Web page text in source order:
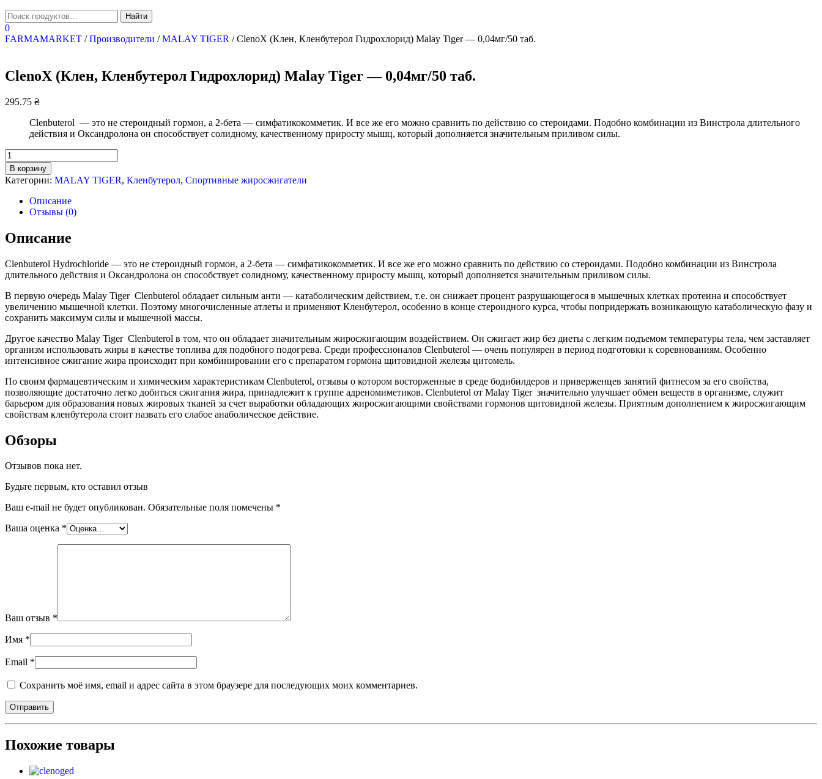
0
FARMAMARKET /Производители /MALAY TIGER / ClenoX (Клен, Кленбутерол Гидрохлорид) Malay Tiger — 0,04мг/50 таб.
ClenoX (Клен, Кленбутерол Гидрохлорид) Malay Tiger — 0,04мг/50 таб.
295.75 ₴
Clenbuterol — это не стероидный гормон, а 2-бета — симфатикокомметик. И все же его можно сравнить по действию со стероидами. Подобно комбинации из Винстрола длительного
действия и Оксандролона он способствует солидному, качественному приросту мышц, который дополняется значительным приливом силы.
Количество
ClenoX
(Клен,
Кленбутерол
Гидрохлорид)
Malay
0,04мг/50
В корзину
Категории: MALAY TIGER, Кленбутерол, Спортивные жиросжигатели
Описание
Отзывы (0)
Описание
Clenbuterol Hydrochloride — это не стероидный гормон, а 2-бета — симфатикокомметик. И все же его можно сравнить по действию со стероидами. Подобно комбинации из Винстрола
длительного действия и Оксандролона он способствует солидному, качественному приросту мышц, который дополняется значительным приливом силы.
В первую очередь Malay Tiger Clenbuterol обладает сильным анти — катаболическим действием, т.е. он снижает процент разрушающегося в мышечных клетках протеина и способствует
увеличению мышечной клетки. Поэтому многочисленные атлеты и применяют Кленбутерол, особенно в конце стероидного курса, чтобы попридержать возникающую катаболическую фазу и
сохранить максимум силы и мышечной массы.
Другое качество Malay Tiger Clenbuterol в том, что он обладает значительным жиросжигающим воздействием. Он сжигает жир без диеты с легким подъемом температуры тела, чем заставляет
организм использовать жиры в качестве топлива для подобного подогрева. Среди профессионалов Clenbuterol — очень популярен в период подготовки к соревнованиям. Особенно
интенсивное сжигание жира происходит при комбинировании его с препаратом гормона щитовидной железы цитомель.
По своим фармацевтическим и химическим характеристикам Clenbuterol, отзывы о котором восторженные в среде бодибилдеров и приверженцев занятий фитнесом за его свойства,
позволяющие достаточно легко добиться сжигания жира, принадлежит к группе адреномиметиков. Clenbuterol от Malay Tiger значительно улучшает обмен веществ в организме, служит
барьером для образования новых жировых тканей за счет выработки обладающих жиросжигающими свойствами гормонов щитовидной железы. Приятным дополнением к жиросжигающим
свойствам кленбутерола стоит назвать его слабое анаболическое действие.
Обзоры
Отзывов пока нет.
Будьте первым, кто оставил отзыв
Ваш e-mail не будет опубликован. Обязательные поля помечены *
Ваша оценка *
Ваш отзыв *
Имя *
Email *
Сохранить моё имя, email и адрес сайта в этом браузере для последующих моих комментариев.
Похожие товары